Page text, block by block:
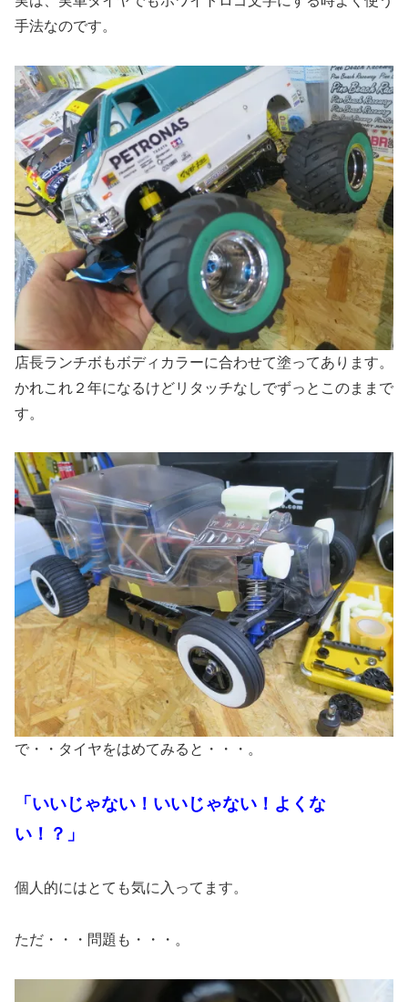
手法なのです。
店長ランチボもボディカラーに合わせて塗ってあります。
かれこれ２年になるけどリタッチなしでずっとこのままで
す。
で・・タイヤをはめてみると・・・。
「いいじゃない！いいじゃない！よくな
い！？」
個人的にはとても気に入ってます。
ただ・・・問題も・・・。